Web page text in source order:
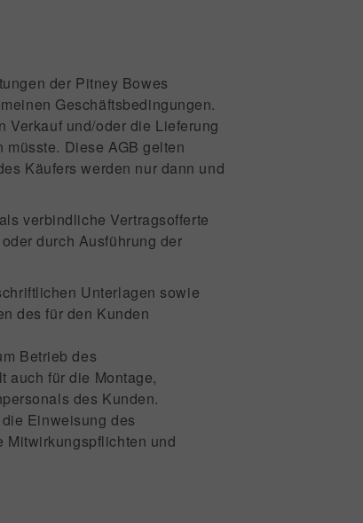
der Pitney Bowes
Geschäftsbedingungen.
Verkauf und/oder die Lieferung
Diese AGB gelten
Käufers werden nur dann und
verbindliche Vertragsofferte
durch Ausführung der
Unterlagen sowie
des für den Kunden
Betrieb des
auch für die Montage,
des Kunden.
Einweisung des
Mitwirkungspflichten und